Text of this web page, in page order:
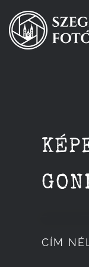
Kihagyás
Pályázatok
Tagjaink
CÍM